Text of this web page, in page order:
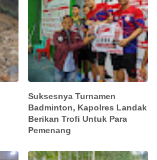
Suksesnya Turnamen
Badminton, Kapolres Landak
Berikan Trofi Untuk Para
Pemenang